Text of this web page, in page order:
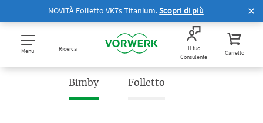
NOVITÀ Folletto VK7s Titanium.Scopri di più
Menu Ricerca
Il tuo
Consulente
Carrello
Bimby Folletto